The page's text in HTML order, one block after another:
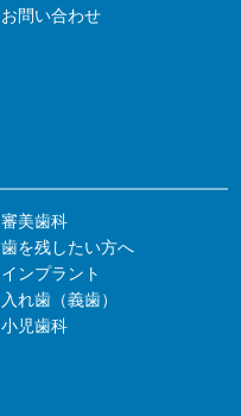
お問い合わせ
審美歯科
歯を残したい方へ
インプラント
入れ歯（義歯）
小児歯科